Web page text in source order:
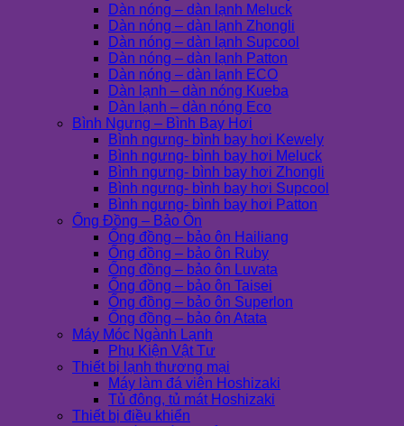
Dàn nóng – dàn lạnh Meluck
Dàn nóng – dàn lạnh Zhongli
Dàn nóng – dàn lạnh Supcool
Dàn nóng – dàn lạnh Patton
Dàn nóng – dàn lạnh ECO
Dàn lạnh – dàn nóng Kueba
Dàn lạnh – dàn nóng Eco
Bình Ngưng – Bình Bay Hơi
Bình ngưng- bình bay hơi Kewely
Bình ngưng- bình bay hơi Meluck
Bình ngưng- bình bay hơi Zhongli
Bình ngưng- bình bay hơi Supcool
Bình ngưng- bình bay hơi Patton
Ống Đồng – Bảo Ôn
Ống đồng – bảo ôn Hailiang
Ống đồng – bảo ôn Ruby
Ống đồng – bảo ôn Luvata
Ống đồng – bảo ôn Taisei
Ống đồng – bảo ôn Superlon
Ống đồng – bảo ôn Atata
Máy Móc Ngành Lạnh
Phụ Kiện Vật Tư
Thiết bị lạnh thương mại
Máy làm đá viên Hoshizaki
Tủ đông, tủ mát Hoshizaki
Thiết bị điều khiển